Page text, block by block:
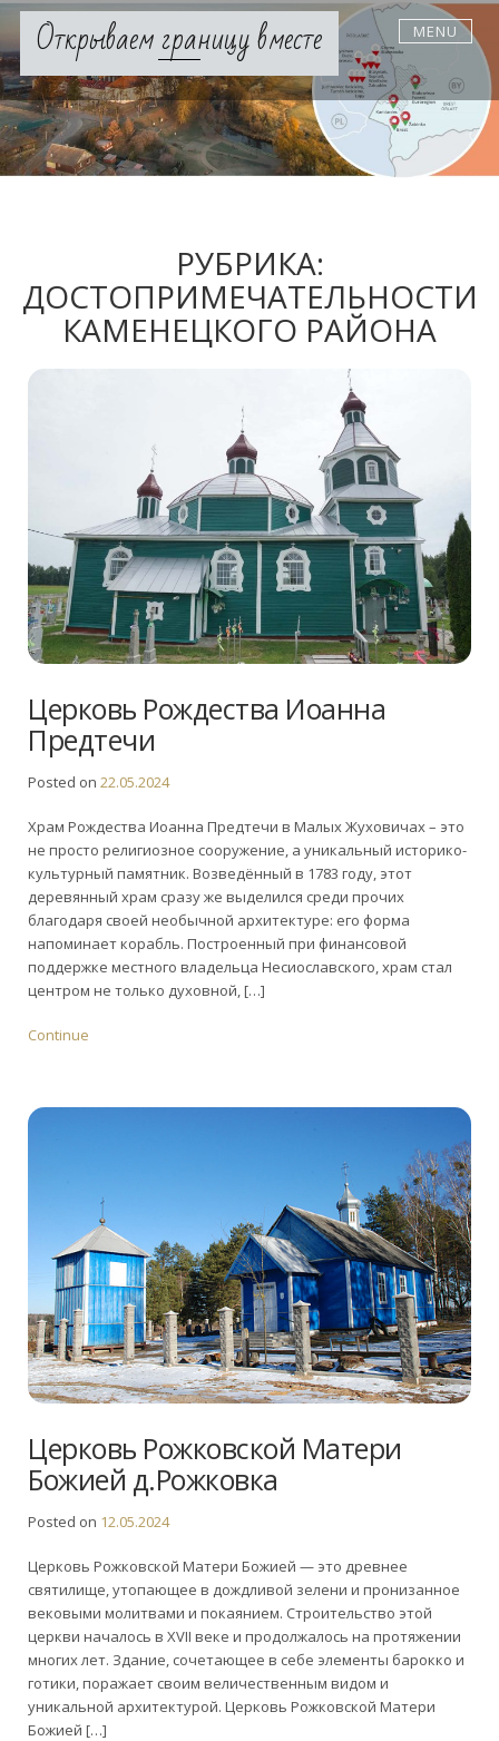
Skip
contentОткрываем границу вместе MENU
РУБРИКА:
ДОСТОПРИМЕЧАТЕЛЬНОСТИ
КАМЕНЕЦКОГО РАЙОНА
Церковь Рождества Иоанна
Предтечи
Posted on 22.05.2024
Храм Рождества Иоанна Предтечи в Малых Жуховичах – это
не просто религиозное сооружение, а уникальный историко-
культурный памятник. Возведённый в 1783 году, этот
деревянный храм сразу же выделился среди прочих
благодаря своей необычной архитектуре: его форма
напоминает корабль. Построенный при финансовой
поддержке местного владельца Несиославского, храм стал
центром не только духовной, […]
Continue
Церковь Рожковской Матери
Божией д.Рожковка
Posted on 12.05.2024
Церковь Рожковской Матери Божией — это древнее
святилище, утопающее в дождливой зелени и пронизанное
вековыми молитвами и покаянием. Строительство этой
церкви началось в XVII веке и продолжалось на протяжении
многих лет. Здание, сочетающее в себе элементы барокко и
готики, поражает своим величественным видом и
уникальной архитектурой. Церковь Рожковской Матери
Божией […]